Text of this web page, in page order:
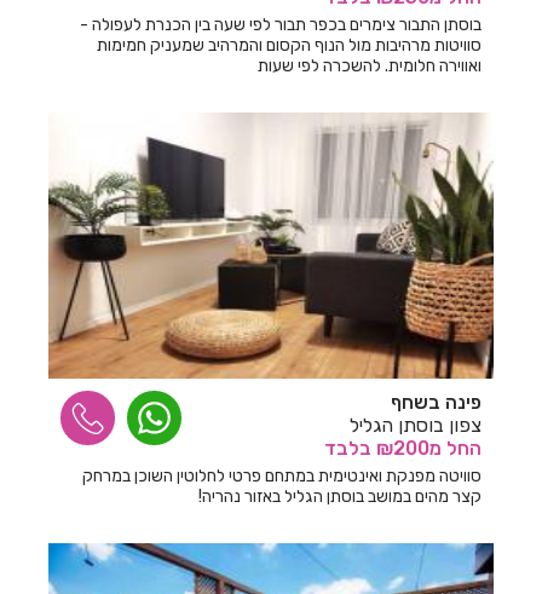
חדרים לפי שעה בבית נחמיה
חדרים לפי שעה בבית עזרא
חדרים לפי שעה בבית עריף
חדרים לפי שעה בבית קמה
חדרים לפי שעה בבית שאן
חדרים לפי שעה בבית שערים
חדרים לפי שעה בביתר עילית
חדרים לפי שעה בבני עטרות
חדרים לפי שעה בבנימינה
חדרים לפי שעה בבצרה
חדרים לפי שעה בבצת
חדרים לפי שעה בברוש
בוסתן התבור צימרים בכפר תבור לפי שעה בין הכנרת לעפולה -
סוויטות מרהיבות מול הנוף הקסום והמרהיב שמעניק חמימות
ואווירה חלומית. להשכרה לפי שעות
פינה בשחף
צפון בוסתן הגליל
החל מ₪200 בלבד
סוויטה מפנקת ואינטימית במתחם פרטי לחלוטין השוכן במרחק
קצר מהים במושב בוסתן הגליל באזור נהריה!